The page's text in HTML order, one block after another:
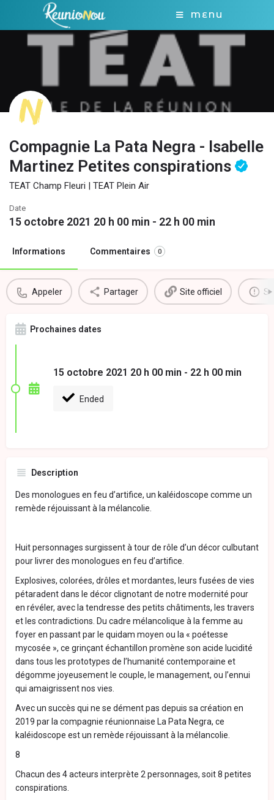
MENU
Compagnie La Pata Negra - Isabelle
Martinez Petites conspirations
TEAT Champ Fleuri | TEAT Plein Air
Date
15 octobre 2021 20 h 00 min - 22 h 00 min
Informations Commentaires 0
Appeler Partager Site officiel
Prochaines dates
15 octobre 2021 20 h 00 min - 22 h 00 min
Ended
Description
Des monologues en feu d’artifice, un kaléidoscope comme un
remède réjouissant à la mélancolie.
Huit personnages surgissent à tour de rôle d’un décor culbutant
pour livrer des monologues en feu d’artifice.
Explosives, colorées, drôles et mordantes, leurs fusées de vies
pétaradent dans le décor clignotant de notre modernité pour
en révéler, avec la tendresse des petits châtiments, les travers
et les contradictions. Du cadre mélancolique à la femme au
foyer en passant par le quidam moyen ou la « poétesse
mycosée », ce grinçant échantillon promène son acide lucidité
dans tous les prototypes de l’humanité contemporaine et
dégomme joyeusement le couple, le management, ou l’ennui
qui amaigrissent nos vies.
Avec un succès qui ne se dément pas depuis sa création en
2019 par la compagnie réunionnaise La Pata Negra, ce
kaléidoscope est un remède réjouissant à la mélancolie.
8
Chacun des 4 acteurs interprète 2 personnages, soit 8 petites
conspirations.